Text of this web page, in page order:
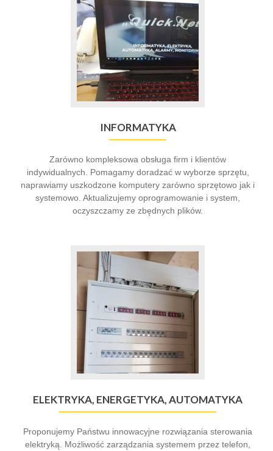
INFORMATYKA
Zarówno kompleksowa obsługa firm i klientów
indywidualnych. Pomagamy doradzać w wyborze sprzętu,
naprawiamy uszkodzone komputery zarówno sprzętowo jak i
systemowo. Aktualizujemy oprogramowanie i system,
oczyszczamy ze zbędnych plików.
Go
Elektryka,
Energetyka,
Automatyka
ELEKTRYKA, ENERGETYKA, AUTOMATYKA
Proponujemy Państwu innowacyjne rozwiązania sterowania
elektryką. Możliwość zarządzania systemem przez telefon,